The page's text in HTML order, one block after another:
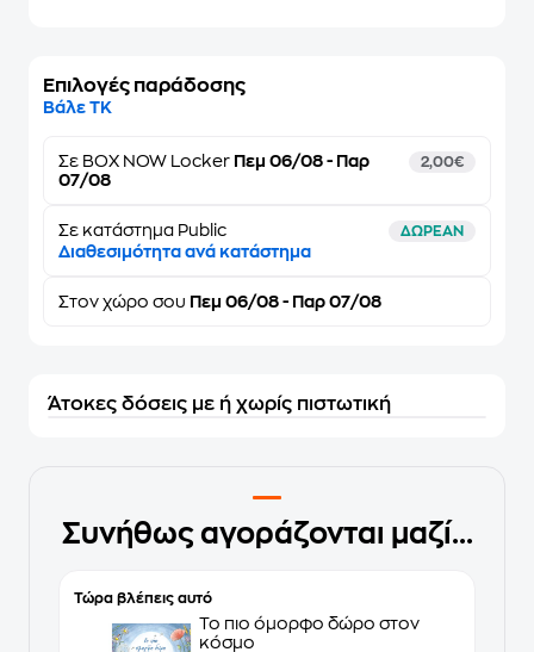
Επιλογές παράδοσης
Βάλε ΤΚ
Σε BOX NOW Locker Πεμ 06/08 - Παρ
07/08
2,00€
Σε κατάστημα Public ΔΩΡΕΑΝ
Διαθεσιμότητα ανά κατάστημα
Στον χώρο σου Πεμ 06/08 - Παρ 07/08
Άτοκες δόσεις με ή χωρίς πιστωτική
Συνήθως αγοράζονται μαζί...
Τώρα βλέπεις αυτό
Το πιο όμορφο δώρο στον
κόσμο